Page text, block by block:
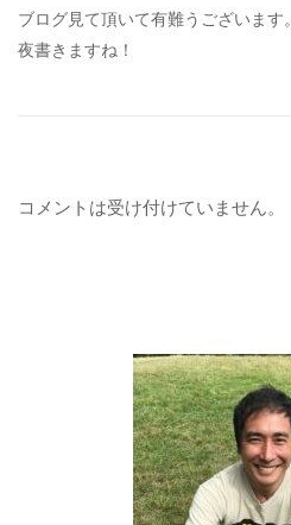
ブログ見て頂いて有難うございます。
夜書きますね！
コメントは受け付けていません。